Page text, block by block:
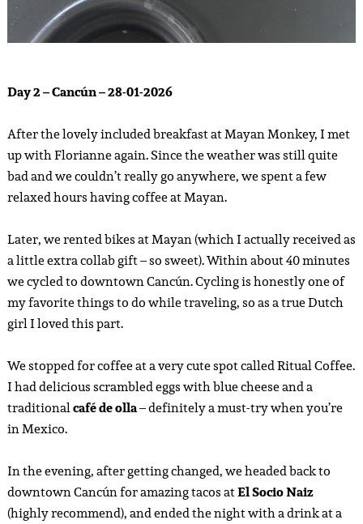
Day 2 – Cancún – 28-01-2026
After the lovely included breakfast at Mayan Monkey, I met
up with Florianne again. Since the weather was still quite
bad and we couldn’t really go anywhere, we spent a few
relaxed hours having coffee at Mayan.
Later, we rented bikes at Mayan (which I actually received as
a little extra collab gift – so sweet). Within about 40 minutes
we cycled to downtown Cancún. Cycling is honestly one of
my favorite things to do while traveling, so as a true Dutch
girl I loved this part.
We stopped for coffee at a very cute spot called Ritual Coffee.
I had delicious scrambled eggs with blue cheese and a
traditionalcafé de olla– definitely a must-try when you’re
in Mexico.
In the evening, after getting changed, we headed back to
downtown Cancún for amazing tacos atEl Socio Naiz
(highly recommend), and ended the night with a drink at a